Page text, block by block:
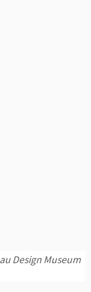
Design Museum